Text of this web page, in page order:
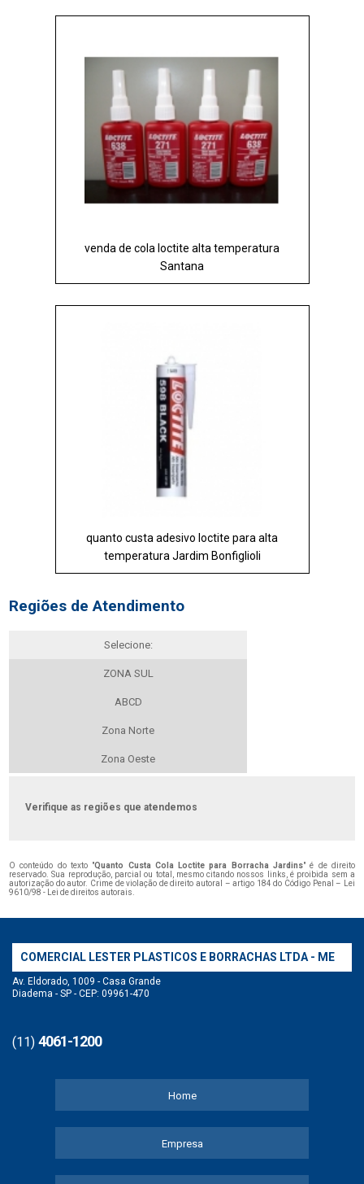
venda de cola loctite alta temperatura
Santana
quanto custa adesivo loctite para alta
temperatura Jardim Bonfiglioli
Regiões de Atendimento
Selecione:
ZONA SUL
ABCD
Zona Norte
Zona Oeste
Verifique as regiões que atendemos
O conteúdo do texto "Quanto Custa Cola Loctite para Borracha Jardins" é de direito
reservado. Sua reprodução, parcial ou total, mesmo citando nossos links, é proibida sem a
autorização do autor. Crime de violação de direito autoral – artigo 184 do Código Penal –
Lei
9610/98 - Lei de direitos autorais
COMERCIAL LESTER PLASTICOS E BORRACHAS LTDA - ME
Av. Eldorado, 1009 - Casa Grande
Diadema - SP - CEP: 09961-470
(11) 4061-1200
Home
Empresa